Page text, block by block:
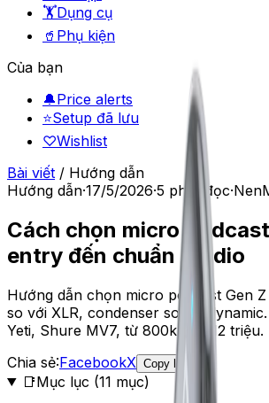
🏋️Dụng cụ
🥤 Phụ kiện
Của bạn
🔔Price alerts
⭐Setup đã lưu
♡Wishlist
Bài viết / Hướng dẫn
Hướng dẫn·17/5/2026·5 phút đọc·
Cách chọn micro
entry đến chuẩn studio
Hướng dẫn chọn micro podcast Gen
so với XLR, condenser so với
Yeti, Shure MV7, từ 800k đến 12 triệu.
Chia sẻ:FacebookX Copy link
📑Mục lục (11 mục)